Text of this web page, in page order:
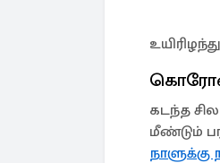
கடந்த
மீண்டும்
நாளுக்கு